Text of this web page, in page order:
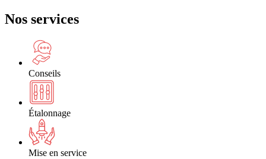
Nos services
Conseils
Étalonnage
Mise en service